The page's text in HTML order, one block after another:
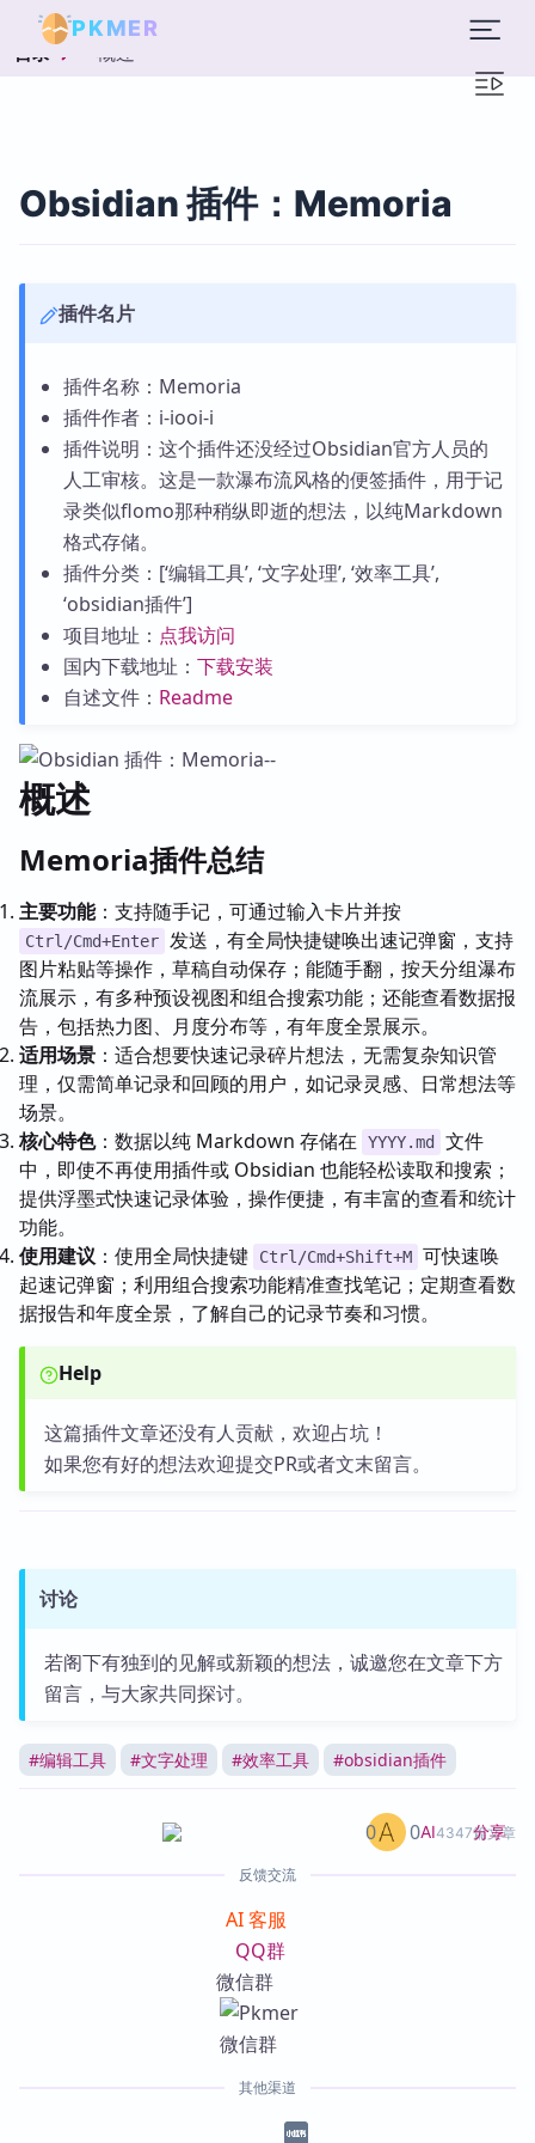
PKMER
目录 概述
Obsidian 插件：Memoria
插件名片
插件名称：Memoria
插件作者：i-iooi-i
插件说明：这个插件还没经过Obsidian官方人员的
人工审核。这是一款瀑布流风格的便签插件，用于记
录类似flomo那种稍纵即逝的想法，以纯Markdown
格式存储。
插件分类：[‘编辑工具’, ‘文字处理’, ‘效率工具’,
‘obsidian插件’]
项目地址： 点我访问
国内下载地址： 下载安装
自述文件： Readme
概述
Memoria插件总结
主要功能：支持随手记，可通过输入卡片并按
Ctrl/Cmd+Enter 发送，有全局快捷键唤出速记弹窗，支持
图片粘贴等操作，草稿自动保存；能随手翻，按天分组瀑布
流展示，有多种预设视图和组合搜索功能；还能查看数据报
告，包括热力图、月度分布等，有年度全景展示。
适用场景 ：适合想要快速记录碎片想法，无需复杂知识管
理，仅需简单记录和回顾的用户，如记录灵感、日常想法等
场景。
核心特色：数据以纯 Markdown 存储在 YYYY.md
文件
中，即使不再使用插件或 Obsidian 也能轻松读取和搜索；
提供浮墨式快速记录体验，操作便捷，有丰富的查看和统计
功能。
使用建议 ：使用全局快捷键 Ctrl/Cmd+Shift+M 可快速唤
起速记弹窗；利用组合搜索功能精准查找笔记；定期查看数
据报告和年度全景，了解自己的记录节奏和习惯。
Help
这篇插件文章还没有人贡献，欢迎占坑！
如果您有好的想法欢迎提交PR或者文末留言。
讨论
若阁下有独到的见解或新颖的想法，诚邀您在文章下方
留言，与大家共同探讨。
#编辑工具 #文字处理 #效率工具 #obsidian插件
AI4347篇文章
0 0 分享
反馈交流
AI 客服
QQ群
微信群
其他渠道